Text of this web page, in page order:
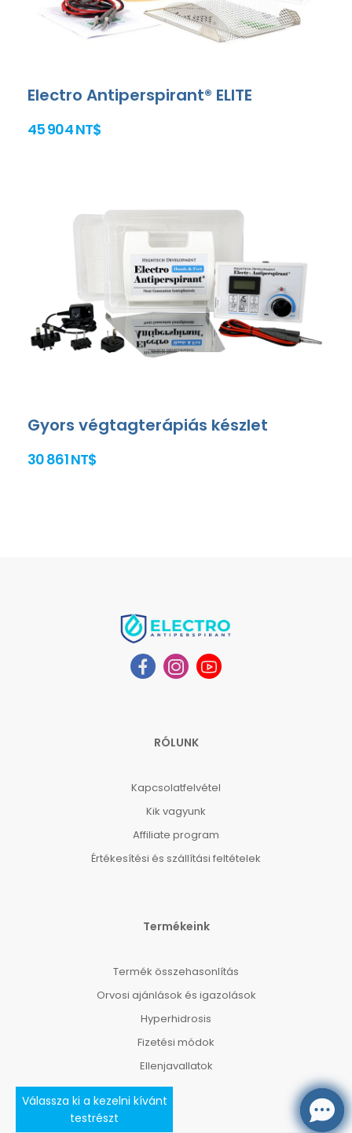
Válassza ki a kezelni kívánt
testrészt
Electro Antiperspirant® ELITE
45 904 NT$
Gyors végtagterápiás készlet
30 861 NT$
RÓLUNK
Kapcsolatfelvétel
Kik vagyunk
Affiliate program
Értékesítési és szállítási feltételek
Termékeink
Termék összehasonlítás
Orvosi ajánlások és igazolások
Hyperhidrosis
Fizetési módok
Ellenjavallatok